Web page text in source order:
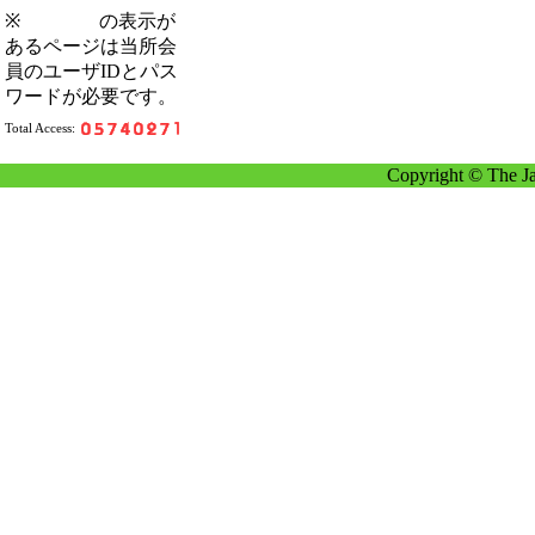
※
の表示が
あるページは当所会
員のユーザIDとパス
ワードが必要です。
Total Access:
Copyright © The